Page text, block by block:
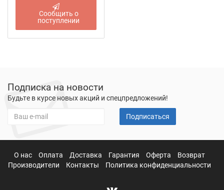
Сообщить о
поступлении
Подписка на новости
Будьте в курсе новых акций и спецпредложений!
Подписаться
О нас Оплата Доставка Гарантия Оферта
Возврат
Производители
Контакты Политика конфиденциальности